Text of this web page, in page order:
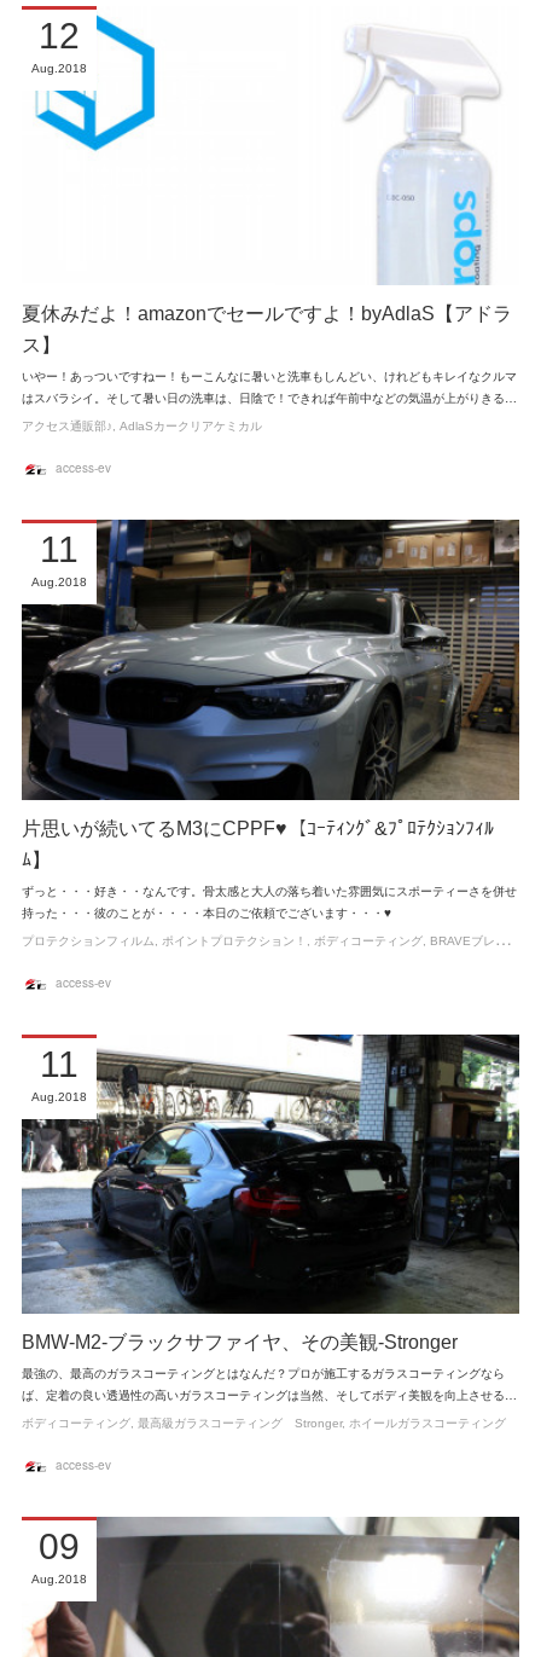
夏休みだよ！amazonでセールですよ！byAdlaS【アドラ
ス】
いやー！あっついですねー！もーこんなに暑いと洗車もしんどい、けれどもキレイなクルマ
はスバラシイ。そして暑い日の洗車は、日陰で！できれば午前中などの気温が上がりきる…
12
Aug 2018
アクセス通販部♪ AdlaSカークリアケミカル
access-ev
片思いが続いてるM3にCPPF♥【ｺｰﾃｨﾝｸﾞ&ﾌﾟﾛﾃｸｼｮﾝﾌｨﾙ
ﾑ】
ずっと・・・好き・・なんです。骨太感と大人の落ち着いた雰囲気にスポーティーさを併せ
持った・・・彼のことが・・・・本日のご依頼でございます・・・♥
11
Aug 2018
プロテクションフィルム ポイントプロテクション！ ボディコーティング BRAVEブレイブ超撥水ガラスコーティング
access-ev
BMW-M2-ブラックサファイヤ、その美観-Stronger
最強の、最高のガラスコーティングとはなんだ？プロが施工するガラスコーティングなら
ば、定着の良い透過性の高いガラスコーティングは当然、そしてボディ美観を向上させる…
11
Aug 2018
ボディコーティング 最高級ガラスコーティング Stronger ホイールガラスコーティング
access-ev
09
Aug 2018